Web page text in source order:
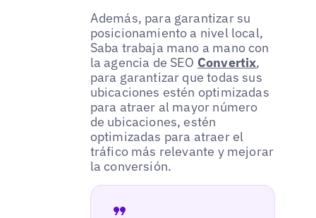
Además, para garantizar su
posicionamiento a nivel local,
Saba trabaja mano a mano con
la agencia de SEO Convertix,
para garantizar que todas sus
ubicaciones estén optimizadas
para atraer al mayor número
de ubicaciones, estén
optimizadas para atraer el
tráfico más relevante y mejorar
la conversión.